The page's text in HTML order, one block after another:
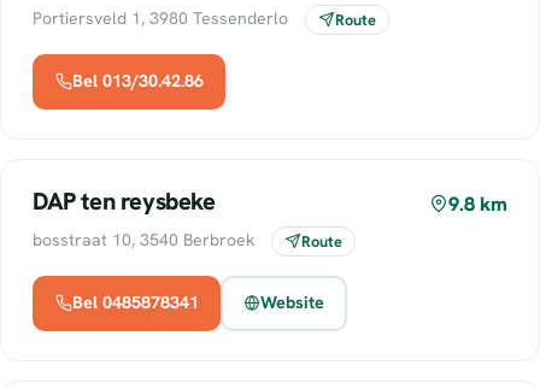
Portiersveld 1, 3980 Tessenderlo Route
Bel 013/30.42.86
DAP ten reysbeke 9.8 km
bosstraat 10, 3540 Berbroek Route
Bel 0485878341 Website